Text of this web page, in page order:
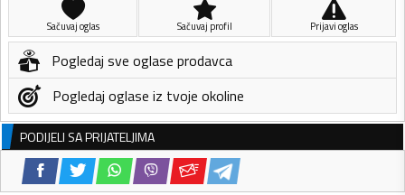
Sačuvaj oglas Sačuvaj profil Prijavi oglas
Pogledaj sve oglase prodavca
Pogledaj oglase iz tvoje okoline
PODIJELI SA PRIJATELJIMA